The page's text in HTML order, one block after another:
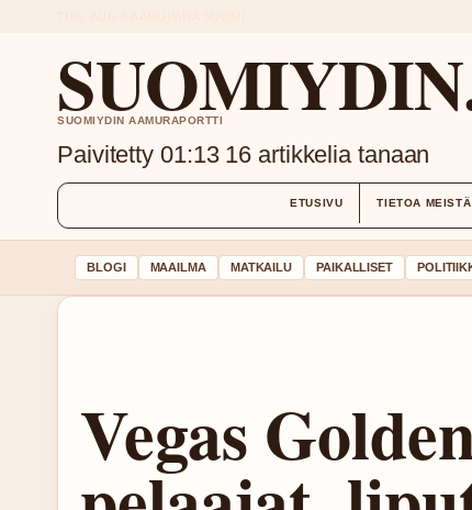
SUOMIYDIN AAMURAPORTTI
Paivitetty 01:13 16 artikkelia tanaan
ETUSIVU TIETOA MEISTÄ
BLOGI MAAILMA MATKAILU PAIKALLISET
Vegas